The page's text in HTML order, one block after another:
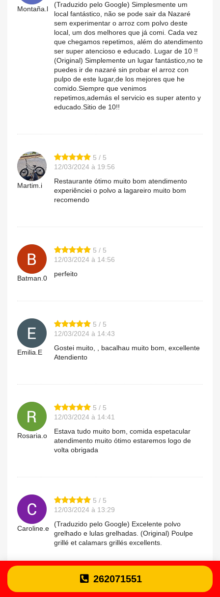
Montaña.l
(Traduzido pelo Google) Simplesmente um
local fantástico, não se pode sair da Nazaré
sem experimentar o arroz com polvo deste
local, um dos melhores que já comi. Cada vez
que chegamos repetimos, além do atendimento
ser super atencioso e educado. Lugar de 10 !!
(Original) Simplemente un lugar fantástico,no te
puedes ir de nazaré sin probar el arroz con
pulpo de este lugar,de los mejores que he
comido.Siempre que venimos
repetimos,además el servicio es super atento y
educado.Sitio de 10!!
Martim.i
5 / 5
12/03/2024 à 19:56
Restaurante ótimo muito bom atendimento
experiênciei o polvo a lagareiro muito bom
recomendo
Batman.0
5 / 5
12/03/2024 à 14:56
perfeito
Emilia.E
5 / 5
12/03/2024 à 14:43
Gostei muito, , bacalhau muito bom, excellente
Atendiento
Rosaria.o
5 / 5
12/03/2024 à 14:41
Estava tudo muito bom, comida espetacular
atendimento muito ótimo estaremos logo de
volta obrigada
Caroline.e
5 / 5
12/03/2024 à 13:29
(Traduzido pelo Google) Excelente polvo
grelhado e lulas grelhadas. (Original) Poulpe
grillé et calamars grillés excellents.
4 / 5
262071551